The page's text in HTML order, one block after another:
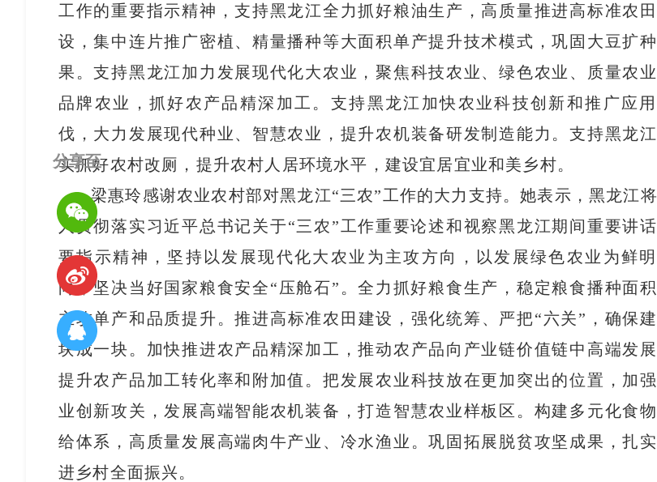
工作的重要指示精神，支持黑龙江全力抓好粮油生产，高质量推进高标准农
设，集中连片推广密植、精量播种等大面积单产提升技术模式，巩固大豆扩
果。支持黑龙江加力发展现代化大农业，聚焦科技农业、绿色农业、质量农业
品牌农业，抓好农产品精深加工。支持黑龙江加快农业科技创新和推广应
伐，大力发展现代种业、智慧农业，提升农机装备研发制造能力。支持黑龙
实抓好农村改厕，提升农村人居环境水平，建设宜居宜业和美乡村。
梁惠玲感谢农业农村部对黑龙江“三农”工作的大力支持。她表示，黑龙江
入贯彻落实习近平总书记关于“三农”工作重要论述和视察黑龙江期间重要讲
要指示精神，坚持以发展现代化大农业为主攻方向，以发展绿色农业为鲜
向，坚决当好国家粮食安全“压舱石”。全力抓好粮食生产，稳定粮食播种面积
主攻单产和品质提升。推进高标准农田建设，强化统筹、严把“六关”，确保
块成一块。加快推进农产品精深加工，推动农产品向产业链价值链中高端发展
提升农产品加工转化率和附加值。把发展农业科技放在更加突出的位置，加
业创新攻关，发展高端智能农机装备，打造智慧农业样板区。构建多元化食
给体系，高质量发展高端肉牛产业、冷水渔业。巩固拓展脱贫攻坚成果，扎
进乡村全面振兴。
分享至